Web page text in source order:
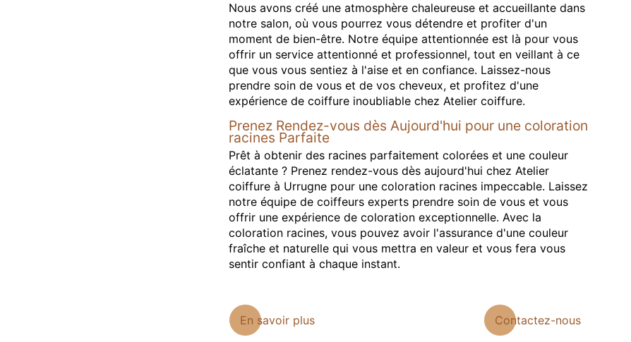
Nous avons créé une atmosphère chaleureuse et accueillante dans
notre salon, où vous pourrez vous détendre et profiter d'un
moment de bien-être. Notre équipe attentionnée est là pour vous
offrir un service attentionné et professionnel, tout en veillant à ce
que vous vous sentiez à l'aise et en confiance. Laissez-nous
prendre soin de vous et de vos cheveux, et profitez d'une
expérience de coiffure inoubliable chez Atelier coiffure.
Prenez Rendez-vous dès Aujourd'hui pour une coloration
racines Parfaite
Prêt à obtenir des racines parfaitement colorées et une couleur
éclatante ? Prenez rendez-vous dès aujourd'hui chez Atelier
coiffure à Urrugne pour une coloration racines impeccable. Laissez
notre équipe de coiffeurs experts prendre soin de vous et vous
offrir une expérience de coloration exceptionnelle. Avec la
coloration racines, vous pouvez avoir l'assurance d'une couleur
fraîche et naturelle qui vous mettra en valeur et vous fera vous
sentir confiant à chaque instant.
En savoir plus Contactez-nous